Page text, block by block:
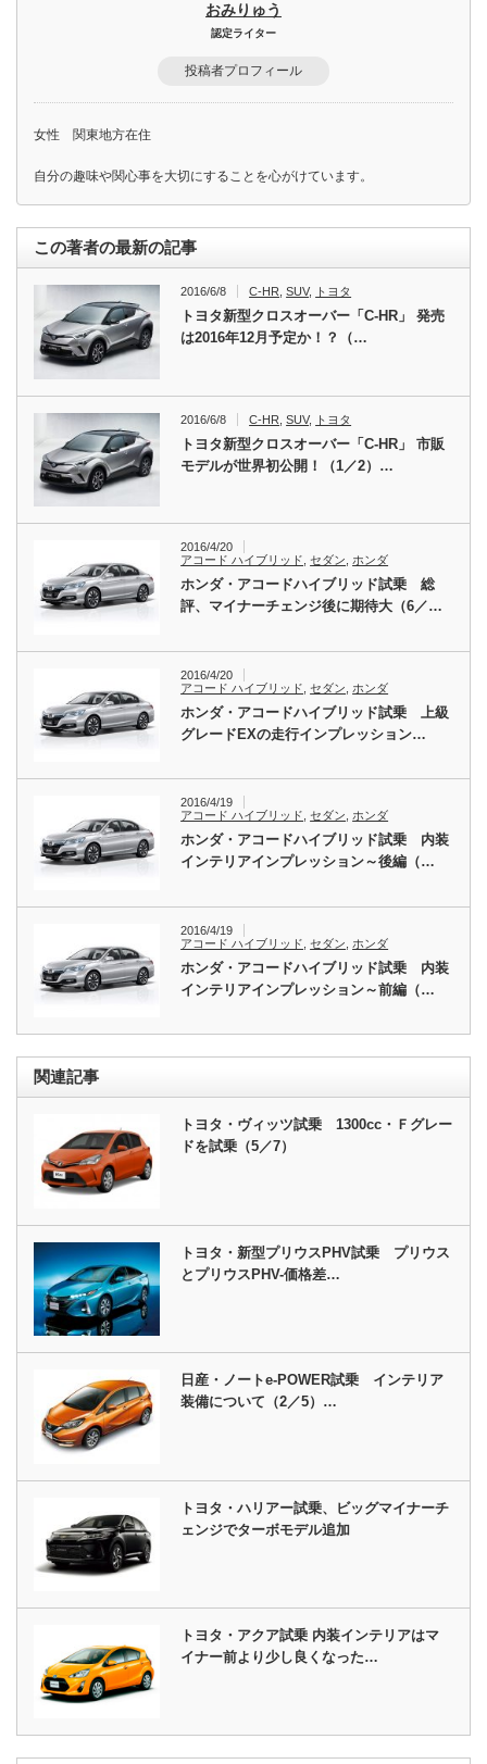
おみりゅう
認定ライター
投稿者プロフィール
女性 関東地方在住
自分の趣味や関心事を大切にすることを心がけています。
この著者の最新の記事
2016/6/8 C-HR,SUV, トヨタ
トヨタ新型クロスオーバー「C-HR」 発売
は2016年12月予定か！？（…
2016/6/8 C-HR ,SUV, トヨタ
トヨタ新型クロスオーバー「C-HR」 市販
モデルが世界初公開！（1／2）…
2016/4/20
アコード ハイブリッド ,セダン ホンダ
ホンダ・アコードハイブリッド試乗 総
評、マイナーチェンジ後に期待大（6／…
2016/4/20
アコード ハイブリッド ,セダン ホンダ
ホンダ・アコードハイブリッド試乗 上級
グレードEXの走行インプレッション…
2016/4/19
アコード ハイブリッド ,セダン ホンダ
ホンダ・アコードハイブリッド試乗 内装
インテリアインプレッション～後編（…
2016/4/19
アコード ハイブリッド ,セダン ホンダ
ホンダ・アコードハイブリッド試乗 内装
インテリアインプレッション～前編（…
関連記事
トヨタ・ヴィッツ試乗 1300cc・Ｆグレー
ドを試乗（5／7）
トヨタ・新型プリウスPHV試乗 プリウス
とプリウスPHV-価格差…
日産・ノートe-POWER試乗 インテリア
装備について（2／5）…
トヨタ・ハリアー試乗、ビッグマイナーチ
ェンジでターボモデル追加
トヨタ・アクア試乗 内装インテリアはマ
イナー前より少し良くなった…